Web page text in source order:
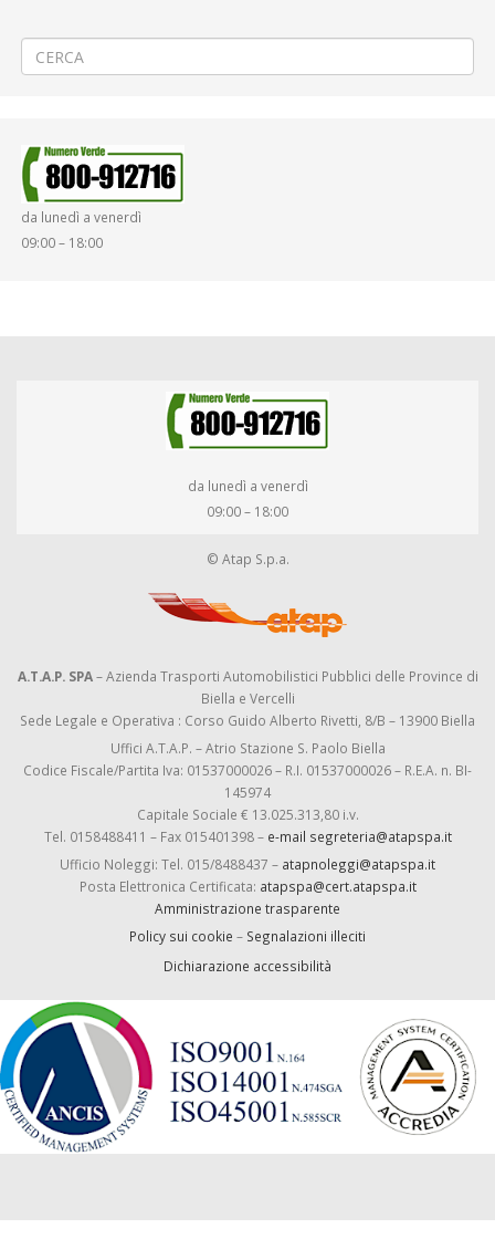
da lunedì a venerdì
09:00 – 18:00
da lunedì a venerdì
09:00 – 18:00
© Atap S.p.a.
A.T.A.P. SPA– Azienda Trasporti Automobilistici Pubblici delle Province di
Biella e Vercelli
Sede Legale e Operativa : Corso Guido Alberto Rivetti, 8/B – 13900 Biella
Uffici A.T.A.P. – Atrio Stazione S. Paolo Biella
Codice Fiscale/Partita Iva: 01537000026 – R.I. 01537000026 – R.E.A. n. BI-
145974
Capitale Sociale € 13.025.313,80 i.v.
Tel. 0158488411 – Fax 015401398 – e-mail segreteria@atapspa.it
Ufficio Noleggi: Tel. 015/8488437 – atapnoleggi@atapspa.it
Posta Elettronica Certificata: atapspa@cert.atapspa.it
Amministrazione trasparente
Policy sui cookie – Segnalazioni illeciti
Dichiarazione accessibilità